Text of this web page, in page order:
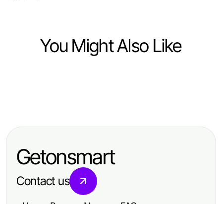
You Might Also Like
https://
전문가의 다낭 아파트 월세 전략:
Getonsmart
Contact us